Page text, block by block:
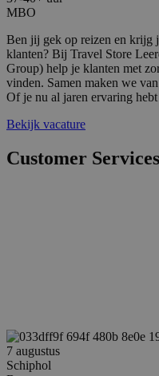
MBO
Ben jij gek op reizen en krijg
klanten? Bij Travel Store
Group) help je klanten met
vinden. Samen maken we
Of je nu al jaren ervaring
Bekijk vacature
Customer
7 augustus
Schiphol